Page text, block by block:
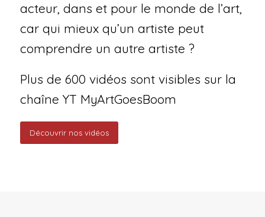
acteur, dans et pour le monde de l’art,
car qui mieux qu’un artiste peut
comprendre un autre artiste ?
Plus de 600 vidéos sont visibles sur la
chaîne YT MyArtGoesBoom
Découvrir nos vidéos